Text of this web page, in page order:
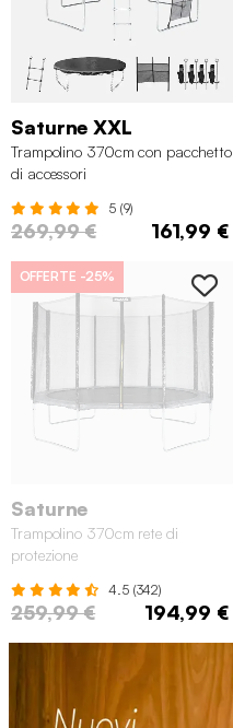
Saturne XXL
Trampolino 370cm con pacchetto
di accessori
5 (9)
269,99 € 161,99 €
OFFERTE -25%
Saturne
Trampolino 370cm rete di
protezione
4.5 (342)
259,99 € 194,99 €